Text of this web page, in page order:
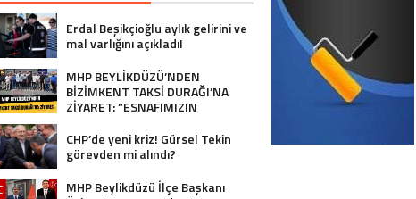
Erdal Beşikçioğlu aylık gelirini ve
mal varlığını açıkladı!
MHP BEYLİKDÜZÜ’NDEN
BİZİMKENT TAKSİ DURAĞI’NA
ZİYARET: “ESNAFIMIZIN
CHP’de yeni kriz! Gürsel Tekin
görevden mi alındı?
MHP Beylikdüzü İlçe Başkanı